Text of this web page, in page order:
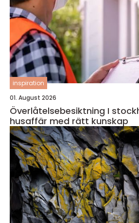
inspiration
01. August 2026
Överlåtelsebesiktning I stockholm
husaffär med rätt kunskap